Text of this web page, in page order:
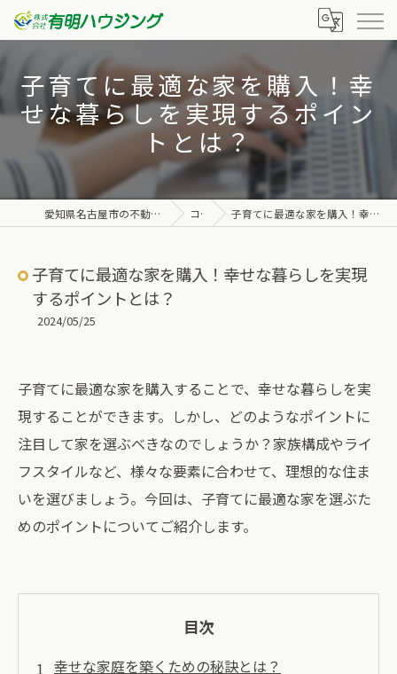
子育てに最適な家を購入！幸
せな暮らしを実現するポイン
トとは？
愛知県名古屋市の不動産なら株式会社有明ハウジング コラム 子育てに最適な家を購入！幸せな暮らしを実現するポイントとは？
子育てに最適な家を購入！幸せな暮らしを実現
するポイントとは？
2024/05/25
子育てに最適な家を購入することで、幸せな暮らしを実
現することができます。しかし、どのようなポイントに
注目して家を選ぶべきなのでしょうか？家族構成やライ
フスタイルなど、様々な要素に合わせて、理想的な住ま
いを選びましょう。今回は、子育てに最適な家を選ぶた
めのポイントについてご紹介します。
目次
幸せな家庭を築くための秘訣とは？